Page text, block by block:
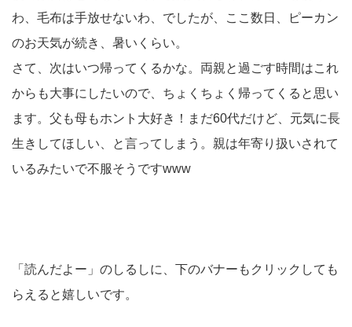
わ、毛布は手放せないわ、でしたが、ここ数日、ピーカン
のお天気が続き、暑いくらい。
さて、次はいつ帰ってくるかな。両親と過ごす時間はこれ
からも大事にしたいので、ちょくちょく帰ってくると思い
ます。父も母もホント大好き！まだ60代だけど、元気に長
生きしてほしい、と言ってしまう。親は年寄り扱いされて
いるみたいで不服そうですwww
「読んだよー」のしるしに、下のバナーもクリックしても
らえると嬉しいです。